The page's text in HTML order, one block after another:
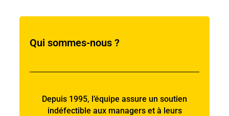
Qui sommes-nous ?
Depuis 1995, l’équipe assure un soutien
indéfectible aux managers et à leurs